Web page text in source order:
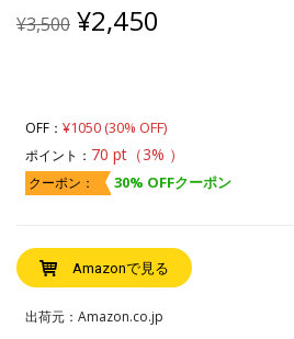
¥3,500 Original
price
¥2,450
OFF： ¥1050 (30% OFF)
ポイント： 70 pt（3% ）
クーポン： 30% OFFクーポン
Amazonで見る
出荷元：Amazon.co.jp